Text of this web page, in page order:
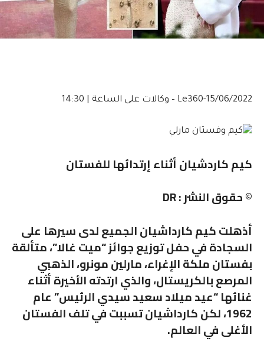
15/06/2022-Le360 – وكالات على الساعة | 14:30
كيم كاردشيان أثناء إرتدائها للفستان
© حقوق النشر : DR
أذهلت كيم كارداشيان الجميع لدى سيرها على
السجادة في حفل توزيع جوائز “ميت غالا”، متألقة
بفستان ملكة الإغراء، مارلين مونرو، الذهبي
المرصع بالكريستال، والذي ارتدته الأخيرة أثناء
غنائها “عيد ميلاد سعيد سيدي الرئيس” عام
1962، لكن كارداشيان تسببت في تلف الفستان
الأغلى في العالم.